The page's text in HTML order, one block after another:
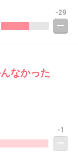
-29
なかった
-1